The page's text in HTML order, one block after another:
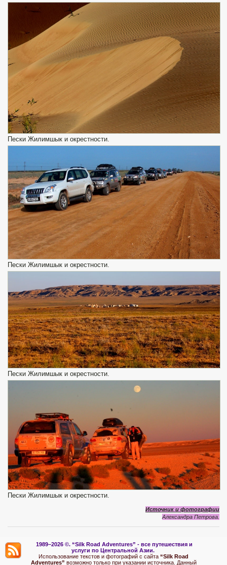
Пески Жилимшык и окрестности.
Пески Жилимшык и окрестности.
Пески Жилимшык и окрестности.
Пески Жилимшык и окрестности.
Источник и фотографии
Александра Петрова.
1989–2026 ©. “Silk Road Adventures” - все путешествия и
услуги по Центральной Азии.
Использование текстов и фотографий с сайта “Silk Road
Adventures” возможно только при указании источника. Данный